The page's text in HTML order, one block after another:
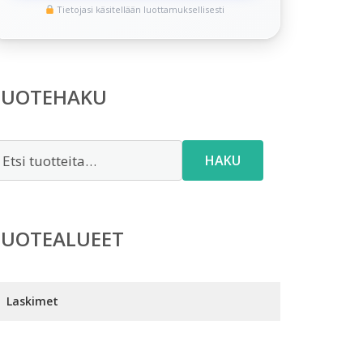
Tietojasi käsitellään luottamuksellisesti
HAKU
Laskimet